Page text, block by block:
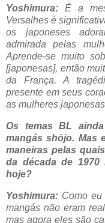
Yoshimura: É a
Versalhes é
os japoneses
admirada pelas
Aprende-se muito
[japonesas], então
da França. A
presente em seus
as mulheres
Os temas BL
mangás shōjo. Mas
maneiras pelas
da década de 1970
hoje?
Yoshimura: Como
mangás não eram
mas agora eles são